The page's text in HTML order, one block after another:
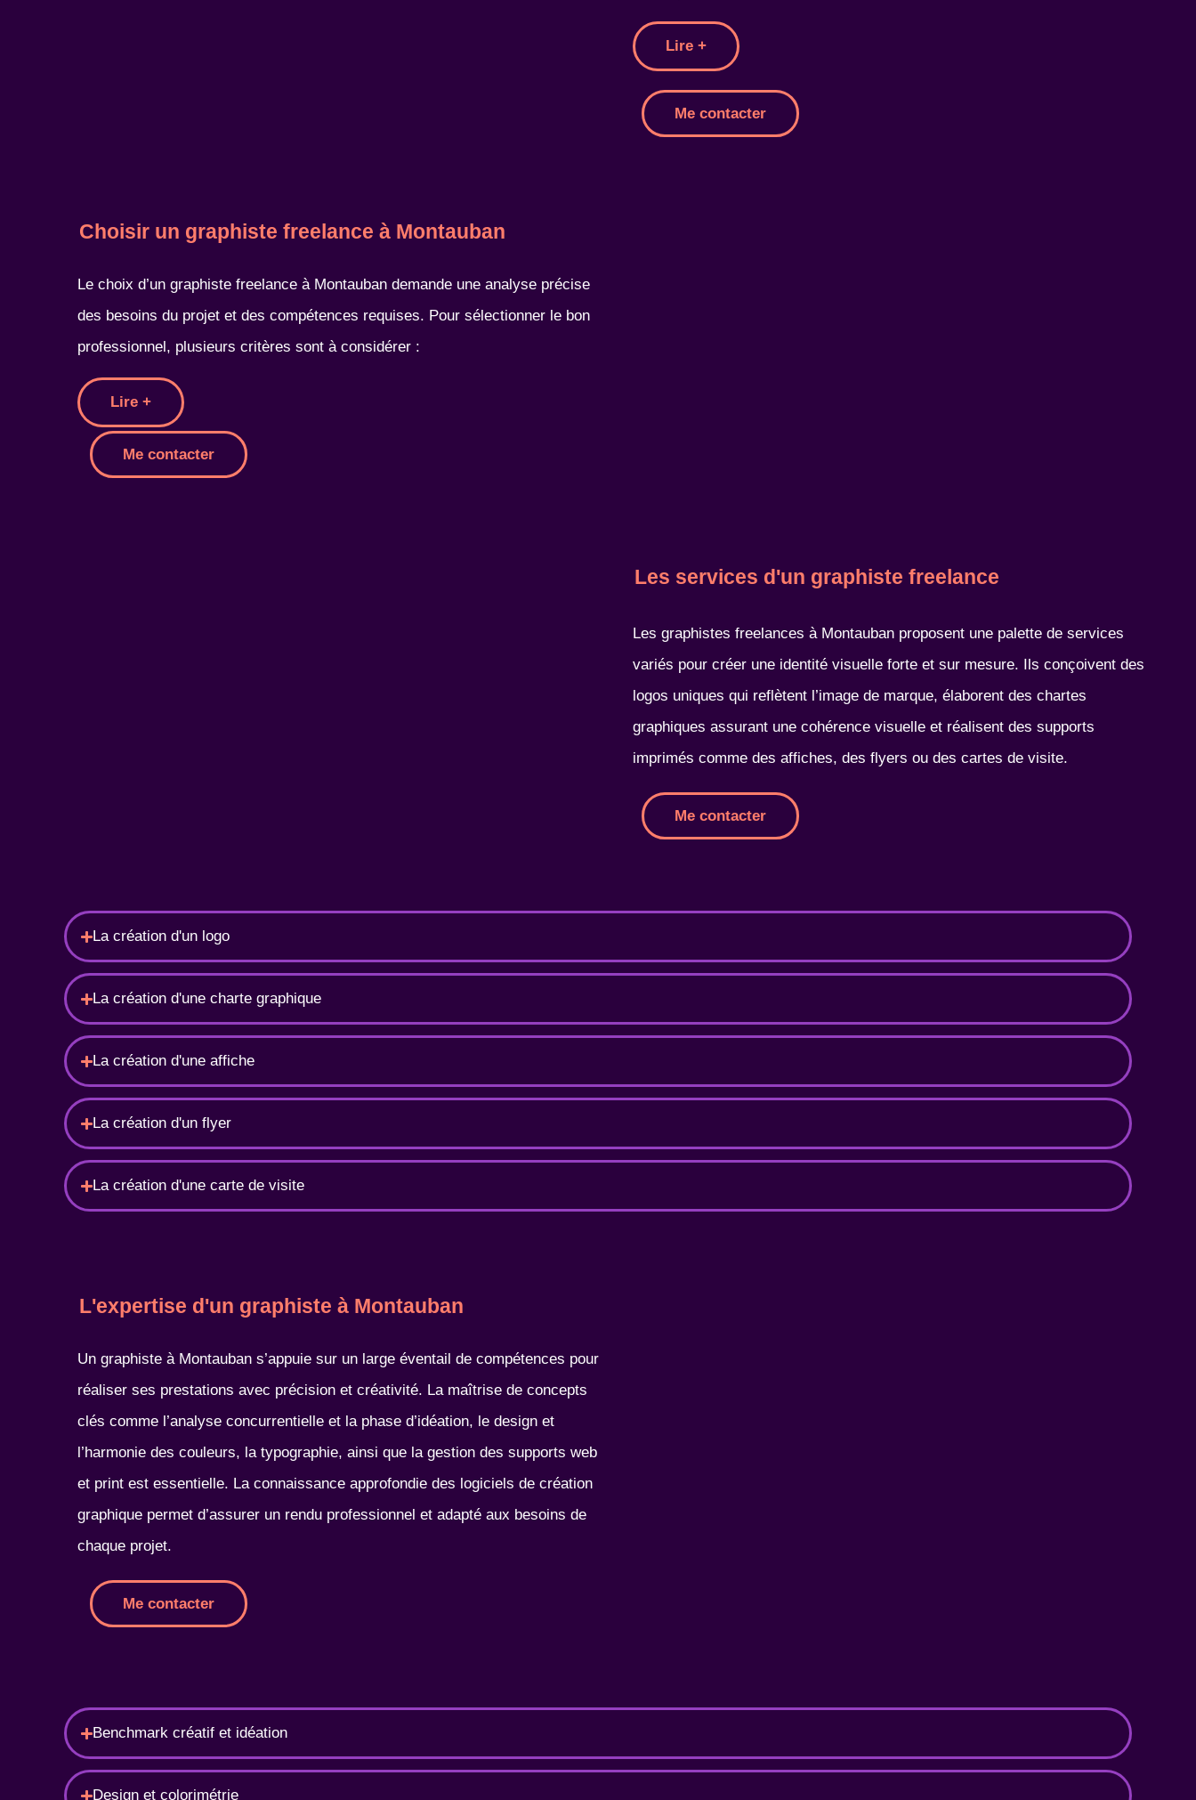
Lire +
Me contacter
Choisir un graphiste freelance à Montauban
Le choix d’un graphiste freelance à Montauban demande une analyse précise
des besoins du projet et des compétences requises. Pour sélectionner le bon
professionnel, plusieurs critères sont à considérer :
Lire +
Me contacter
Les services d'un graphiste freelance
Les graphistes freelances à Montauban proposent une palette de services
variés pour créer une identité visuelle forte et sur mesure. Ils conçoivent des
logos uniques qui reflètent l’image de marque, élaborent des chartes
graphiques assurant une cohérence visuelle et réalisent des supports
imprimés comme des affiches, des flyers ou des cartes de visite.
Me contacter
La création d'un logo
La création d'une charte graphique
La création d'une affiche
La création d'un flyer
La création d'une carte de visite
L'expertise d'un graphiste à Montauban
Un graphiste à Montauban s’appuie sur un large éventail de compétences pour
réaliser ses prestations avec précision et créativité. La maîtrise de concepts
clés comme l’analyse concurrentielle et la phase d’idéation, le design et
l’harmonie des couleurs, la typographie, ainsi que la gestion des supports web
et print est essentielle. La connaissance approfondie des logiciels de création
graphique permet d’assurer un rendu professionnel et adapté aux besoins de
chaque projet.
Me contacter
Benchmark créatif et idéation
Design et colorimétrie